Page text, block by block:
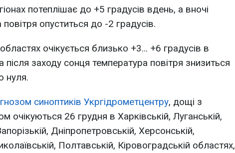
потеплішає до +5 градусів вдень, а вночі
опуститься до -2 градусів.
очікується близько +3... +6 градусів в
після заходу сонця температура повітря знизиться
нуля.
синоптиків Укргідрометцентру, дощі з
очікуються 26 грудня в Харківській, Луганській,
Дніпропетровській, Херсонській,
Полтавській, Кіровоградській областях,